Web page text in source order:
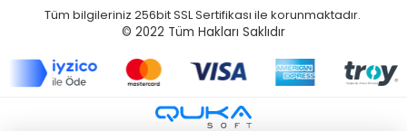
Tüm bilgileriniz 256bit SSL Sertifikası ile korunmaktadır.
© 2022 Tüm Hakları Saklıdır